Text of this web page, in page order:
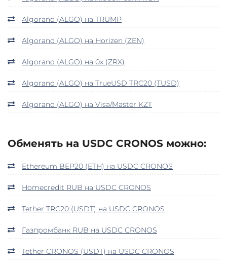
Algorand (ALGO) на TRUMP
Algorand (ALGO) на Horizen (ZEN)
Algorand (ALGO) на 0x (ZRX)
Algorand (ALGO) на TrueUSD TRC20 (TUSD)
Algorand (ALGO) на Visa/Master KZT
Обменять на USDC CRONOS можно:
Ethereum BEP20 (ETH) на USDC CRONOS
Homecredit RUB на USDC CRONOS
Tether TRC20 (USDT) на USDC CRONOS
Газпромбанк RUB на USDC CRONOS
Tether CRONOS (USDT) на USDC CRONOS